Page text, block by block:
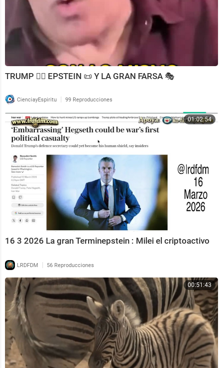
TRUMP 🧑‍⚖️ EPSTEIN 📜 Y LA GRAN FARSA 🎭
CienciayEspiritu | 99 Reproducciones
01:02:54
16 3 2026 La gran Terminepstein : Milei el criptoactivo
LRDFDM | 56 Reproducciones
00:51:43